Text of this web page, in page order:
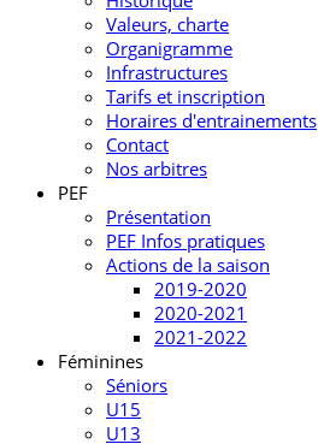
Valeurs, charte
Organigramme
Infrastructures
Tarifs et inscription
Horaires d'entrainements
Contact
Nos arbitres
PEF
Présentation
PEF Infos pratiques
Actions de la saison
2019-2020
2020-2021
2021-2022
Féminines
Séniors
U15
U13